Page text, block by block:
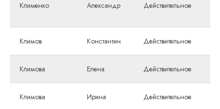
Клименко Александр Действительное
Климов Константин Действительное
Климова Елена Действительное
Климова Ирина Действительное